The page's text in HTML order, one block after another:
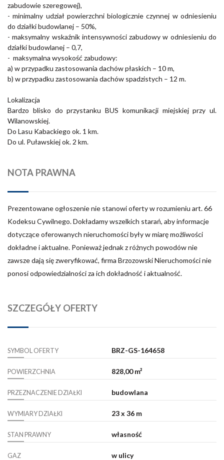
zabudowie szeregowej),
- minimalny udział powierzchni biologicznie czynnej w odniesieniu
do działki budowlanej – 50%,
- maksymalny wskaźnik intensywności zabudowy w odniesieniu do
działki budowlanej – 0,7,
- maksymalna wysokość zabudowy:
a) w przypadku zastosowania dachów płaskich – 10 m,
b) w przypadku zastosowania dachów spadzistych – 12 m.
Lokalizacja
Bardzo blisko do przystanku BUS komunikacji miejskiej przy ul.
Wilanowskiej.
Do Lasu Kabackiego ok. 1 km.
Do ul. Puławskiej ok. 2 km.
NOTA PRAWNA
Prezentowane ogłoszenie nie stanowi oferty w rozumieniu art. 66
Kodeksu Cywilnego. Dokładamy wszelkich starań, aby informacje
dotyczące oferowanych nieruchomości były w miarę możliwości
dokładne i aktualne. Ponieważ jednak z różnych powodów nie
zawsze dają się zweryfikować, firma Brzozowski Nieruchomości nie
ponosi odpowiedzialności za ich dokładność i aktualność.
SZCZEGÓŁY OFERTY
SYMBOL OFERTY BRZ-GS-164658
POWIERZCHNIA 828,00 m²
PRZEZNACZENIE DZIAŁKI budowlana
WYMIARY DZIAŁKI 23 x 36 m
STAN PRAWNY własność
GAZ w ulicy